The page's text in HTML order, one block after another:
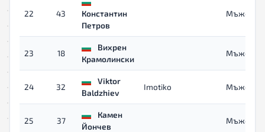
22 43
Константин
Петров
Мъже
23 18
Вихрен
Крамолински
Мъже
24 32
Viktor
Baldzhiev
Imotiko Мъже
25 37
Камен
Йончев
Мъже